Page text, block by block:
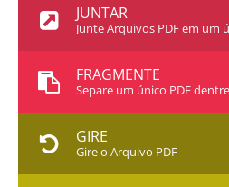
JUNTAR
Junte Arquivos PDF em um
FRAGMENTE
Separe um único PDF
GIRE
Gire o Arquivo PDF